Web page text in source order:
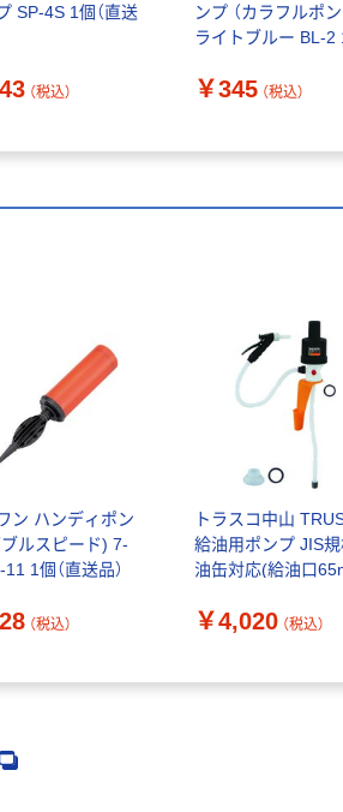
SP-4S 1個（直送
（税込）
ンプ （カラフルポン
ライトブルー BL-2
￥345 （税込）
ン ハンディポン
ルスピード) 7-
1個（直送品）
（税込）
トラスコ中山
給油用ポンプ JIS
油缶対応(給油口
PKP5065 1本 195-
￥4,020 （税込）